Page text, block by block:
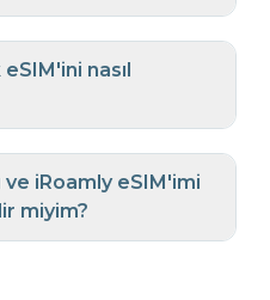
nasıl
ve iRoamly eSIM'imi
miyim?